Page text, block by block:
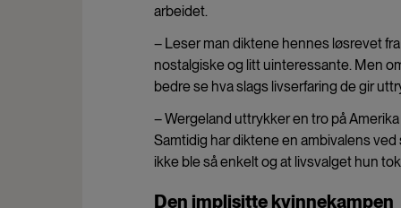
arbeidet.
– Leser man diktene hennes løsrevet
nostalgiske og litt uinteressante. Men
bedre se hva slags livserfaring de gir
– Wergeland uttrykker en tro på
Samtidig har diktene en ambivalens
ikke ble så enkelt og at livsvalget hun
Den implisitte kvinnekampen